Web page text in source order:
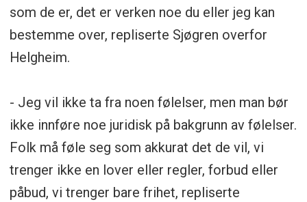
som de er, det er verken noe du eller jeg kan
bestemme over, repliserte Sjøgren overfor
Helgheim.
- Jeg vil ikke ta fra noen følelser, men man bør
ikke innføre noe juridisk på bakgrunn av følelser.
Folk må føle seg som akkurat det de vil, vi
trenger ikke en lover eller regler, forbud eller
påbud, vi trenger bare frihet, repliserte